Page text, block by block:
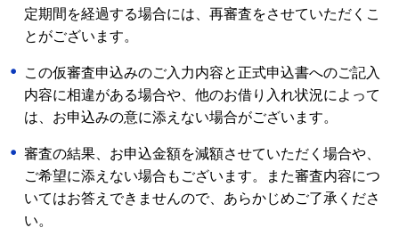
定期間を経過する場合には、再審査をさせていただくこ
とがございます。
この仮審査申込みのご入力内容と正式申込書へのご記入
内容に相違がある場合や、他のお借り入れ状況によって
は、お申込みの意に添えない場合がございます。
審査の結果、お申込金額を減額させていただく場合や、
ご希望に添えない場合もございます。また審査内容につ
いてはお答えできませんので、あらかじめご了承くださ
い。